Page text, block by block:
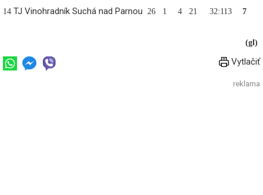
14 TJ Vinohradník Suchá nad Parnou 26 1 4 21 32:113 7
(gl)
Vytlačiť
reklama